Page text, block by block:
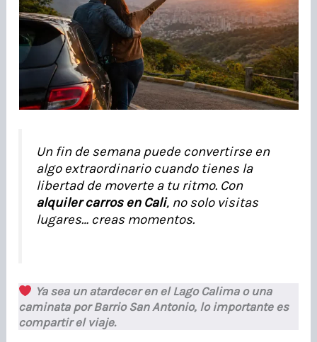
Un fin de semana puede convertirse en
algo extraordinario cuando tienes la
libertad de moverte a tu ritmo. Con
alquiler carros en Cali, no solo visitas
lugares… creas momentos.
Ya sea un atardecer en el Lago Calima o una
caminata por Barrio San Antonio, lo importante es
compartir el viaje.